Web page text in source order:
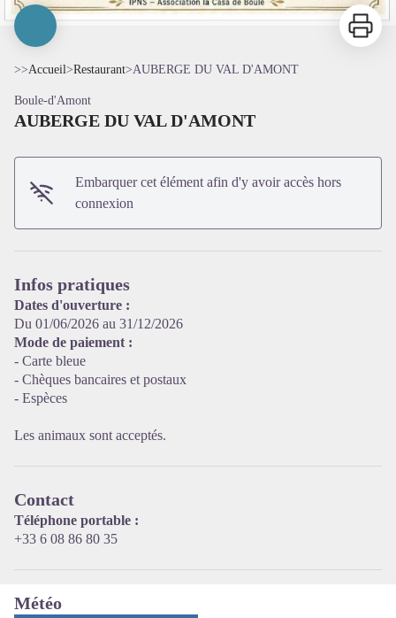
Imprimer
>>Accueil>Restaurant>AUBERGE DU VAL D'AMONT
Boule-d'Amont
AUBERGE DU VAL D'AMONT
Embarquer cet élément afin d'y avoir accès hors
connexion
Infos pratiques
Dates d'ouverture :
Du 01/06/2026 au 31/12/2026
Mode de paiement :
- Carte bleue
- Chèques bancaires et postaux
- Espèces
Les animaux sont acceptés.
Contact
Téléphone portable :
+33 6 08 86 80 35
Météo